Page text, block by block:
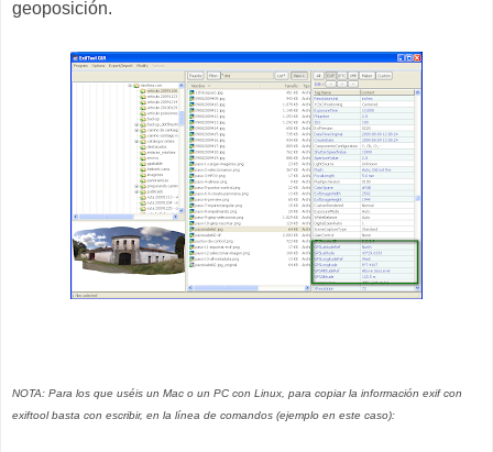
geoposición.
NOTA: Para los que uséis un Mac o un PC con Linux, para copiar la información exif con
exiftool basta con escribir, en la línea de comandos (ejemplo en este caso):